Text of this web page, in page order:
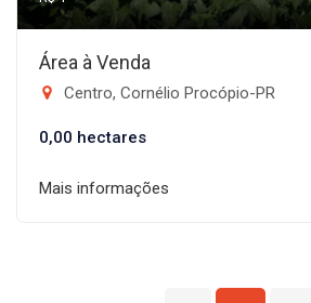
Área à Venda
Centro, Cornélio Procópio-PR
0,00 hectares
Mais informações